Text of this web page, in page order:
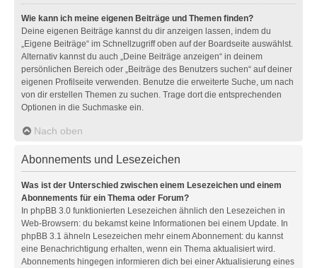
Wie kann ich meine eigenen Beiträge und Themen finden?
Deine eigenen Beiträge kannst du dir anzeigen lassen, indem du
„Eigene Beiträge“ im Schnellzugriff oben auf der Boardseite auswählst.
Alternativ kannst du auch „Deine Beiträge anzeigen“ in deinem
persönlichen Bereich oder „Beiträge des Benutzers suchen“ auf deiner
eigenen Profilseite verwenden. Benutze die erweiterte Suche, um nach
von dir erstellen Themen zu suchen. Trage dort die entsprechenden
Optionen in die Suchmaske ein.
Nach oben
Abonnements und Lesezeichen
Was ist der Unterschied zwischen einem Lesezeichen und einem
Abonnements für ein Thema oder Forum?
In phpBB 3.0 funktionierten Lesezeichen ähnlich den Lesezeichen in
Web-Browsern: du bekamst keine Informationen bei einem Update. In
phpBB 3.1 ähneln Lesezeichen mehr einem Abonnement: du kannst
eine Benachrichtigung erhalten, wenn ein Thema aktualisiert wird.
Abonnements hingegen informieren dich bei einer Aktualisierung eines